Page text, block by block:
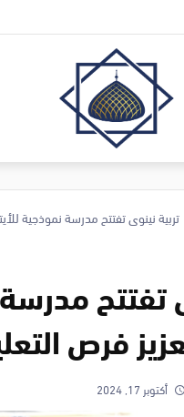
تربية نينوى تفتتح مدرسة نموذجية
تفتتح
فرص
أكتوبر 17, 2024